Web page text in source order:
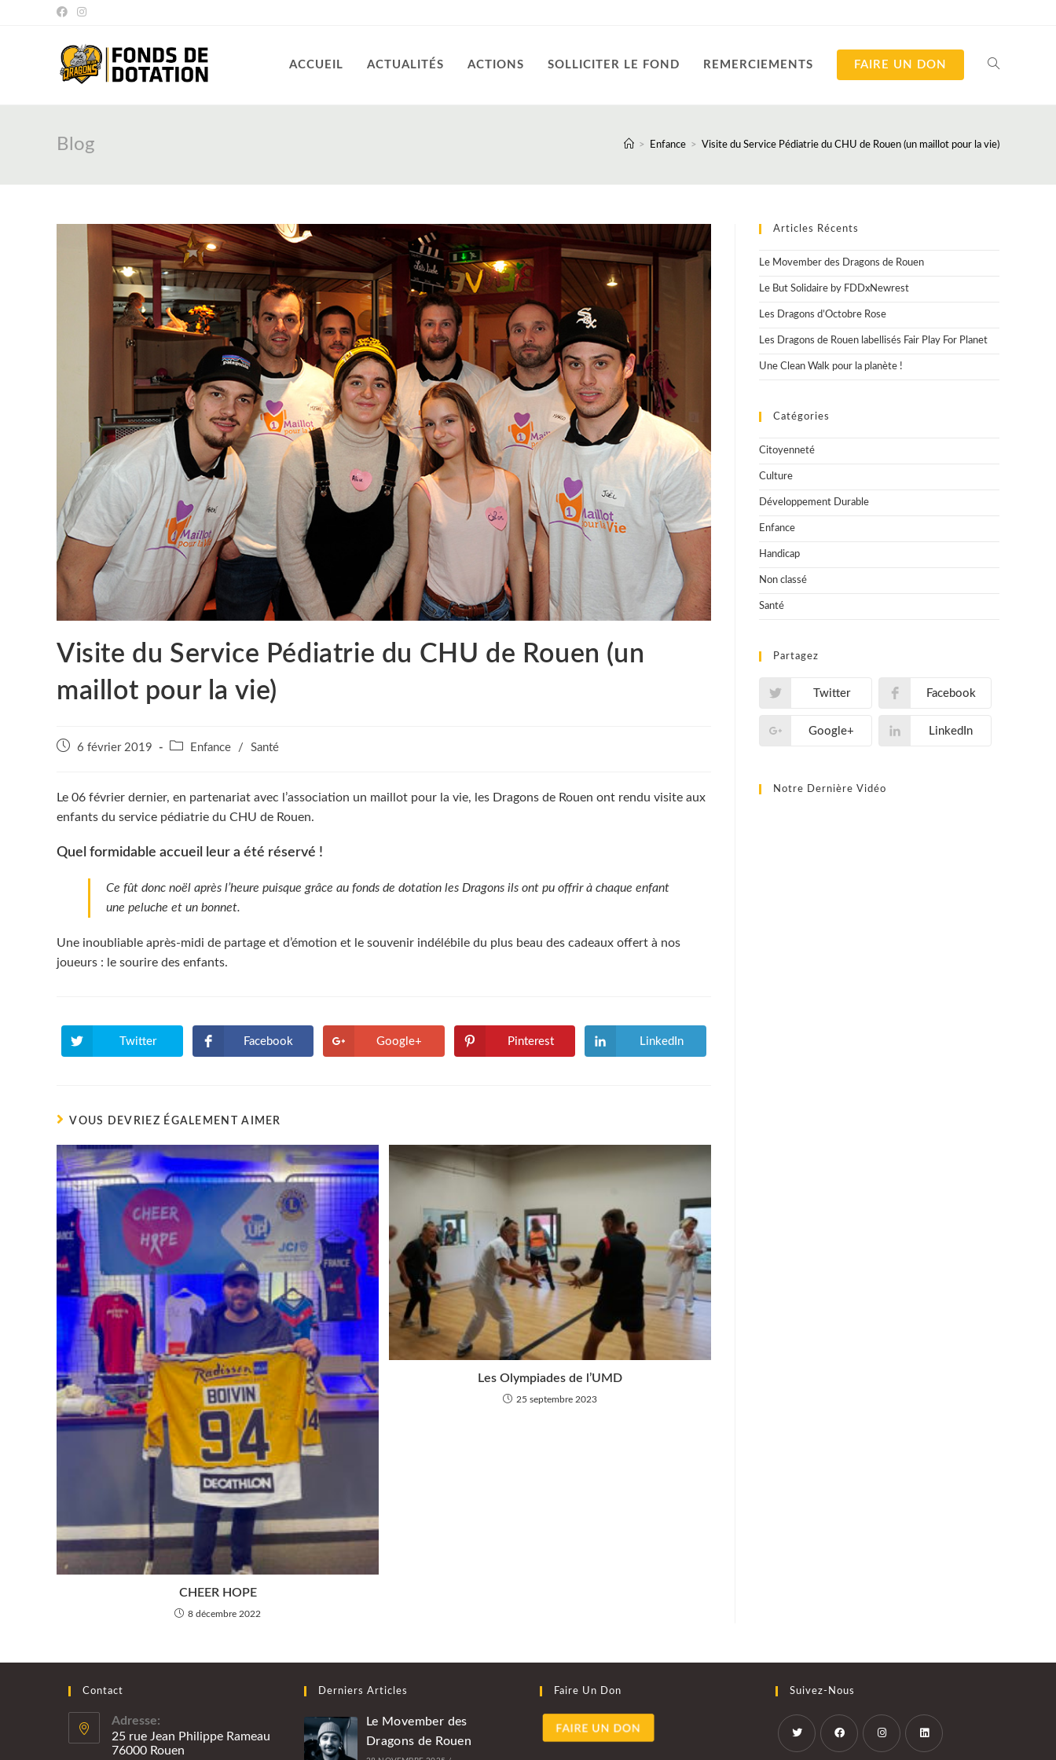
ACCUEIL ACTUALITÉS ACTIONS SOLLICITER LE FOND REMERCIEMENTS FAIRE UN DON TOGGLE
WEBSITE
Blog > Enfance > Visite du Service Pédiatrie du CHU de Rouen (un maillot pour la vie)
Visite du Service Pédiatrie du CHU de Rouen (un
maillot pour la vie)
Publication
6 février 2019
Post
Enfance / Santé
Le 06 février dernier, en partenariat avec l’association un maillot pour la vie, les Dragons de Rouen ont rendu visite aux
enfants du service pédiatrie du CHU de Rouen.
Quel formidable accueil leur a été réservé !
Ce fût donc noël après l’heure puisque grâce au fonds de dotation les Dragons ils ont pu offrir à chaque enfant
une peluche et un bonnet.
Une inoubliable après-midi de partage et d’émotion et le souvenir indélébile du plus beau des cadeaux offert à nos
joueurs : le sourire des enfants.
Ouvrir
dans
Twitter
Ouvrir
dans
Facebook
Ouvrir
dans
Google+
Ouvrir
dans
Pinterest
Ouvrir
dans
LinkedIn
VOUS DEVRIEZ ÉGALEMENT AIMER
CHEER HOPE
8 décembre 2022
Les Olympiades de l’UMD
25 septembre 2023
Articles Récents
Le Movember des Dragons de Rouen
Le But Solidaire by FDDxNewrest
Les Dragons d’Octobre Rose
Les Dragons de Rouen labellisés Fair Play For Planet
Une Clean Walk pour la planète !
Catégories
Citoyenneté
Culture
Développement Durable
Enfance
Handicap
Non classé
Santé
Partagez
Twitter Facebook
Google+ LinkedIn
Notre Dernière Vidéo
Contact
Adresse:
25 rue Jean Philippe Rameau
76000 Rouen
Derniers Articles
Le Movember des
Dragons de Rouen
Faire Un Don Suivez-Nous